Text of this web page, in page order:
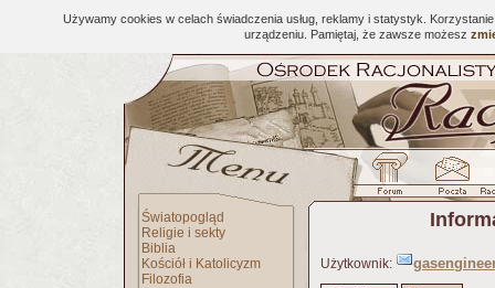
Używamy cookies w celach świadczenia usług, reklamy i statystyk.
urządzeniu. Pamiętaj, że zawsze możesz
Światopogląd
Religie i sekty
Biblia
Kościół i Katolicyzm
Filozofia
Użytkownik: